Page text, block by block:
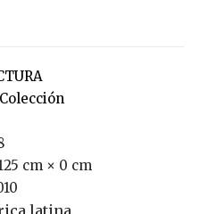
Colección
cm × 0 cm
latina